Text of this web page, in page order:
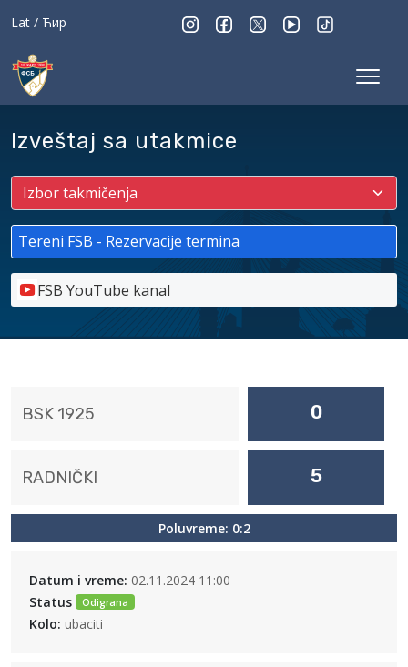
Lat / Ћир
Izveštaj sa utakmice
Tereni FSB - Rezervacije termina
FSB YouTube kanal
BSK 1925 0
RADNIČKI 5
Poluvreme: 0:2
Datum i vreme: 02.11.2024 11:00
Status
Odigrana
Kolo: ubaciti